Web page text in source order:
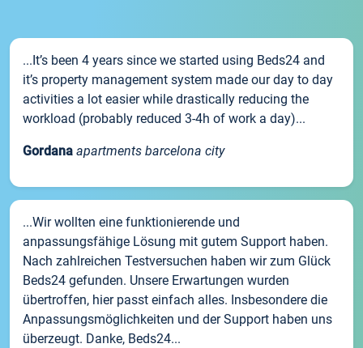
...It’s been 4 years since we started using Beds24 and
it’s property management system made our day to day
activities a lot easier while drastically reducing the
workload (probably reduced 3-4h of work a day)...
Gordana apartments barcelona city
...Wir wollten eine funktionierende und
anpassungsfähige Lösung mit gutem Support haben.
Nach zahlreichen Testversuchen haben wir zum Glück
Beds24 gefunden. Unsere Erwartungen wurden
übertroffen, hier passt einfach alles. Insbesondere die
Anpassungsmöglichkeiten und der Support haben uns
überzeugt. Danke, Beds24...